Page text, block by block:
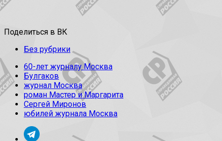
Поделиться в ВК
Без рубрики
60-лет журналу Москва
Булгаков
журнал Москва
роман Мастер и Маргарита
Сергей Миронов
юбилей журнала Москва